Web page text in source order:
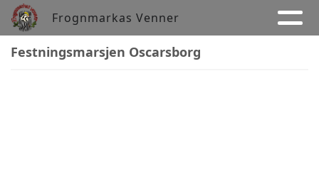
Frognmarkas Venner
Festningsmarsjen Oscarsborg